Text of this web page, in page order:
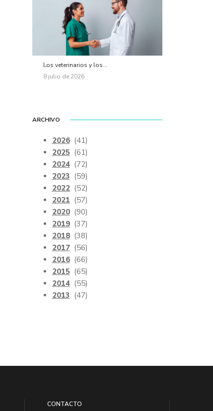
Los veterinarios y los...
8 julio de 2026
ARCHIVO
2026 (41)
2025 (61)
2024 (72)
2023 (59)
2022 (52)
2021 (57)
2020 (90)
2019 (37)
2018 (38)
2017 (56)
2016 (66)
2015 (65)
2014 (55)
2013 (47)
CONTACTO